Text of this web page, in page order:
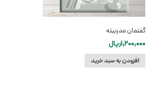
گفتمان مدرنیته
1,200,000ریال
افزودن به سبد خرید